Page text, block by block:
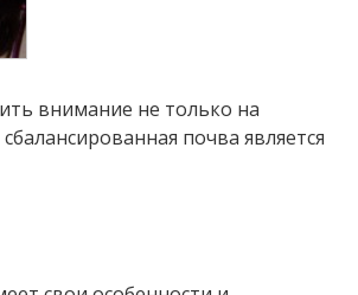
внимание не только на
почва является